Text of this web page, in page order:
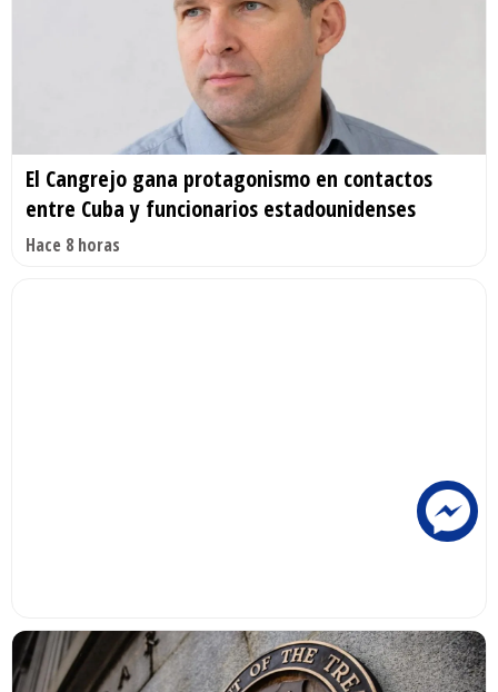
El Cangrejo gana protagonismo en contactos
entre Cuba y funcionarios estadounidenses
Hace 8 horas